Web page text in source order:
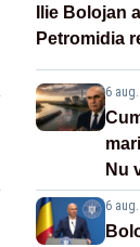
Ilie Bolojan
Petromidia
6
Nu
6 aug.